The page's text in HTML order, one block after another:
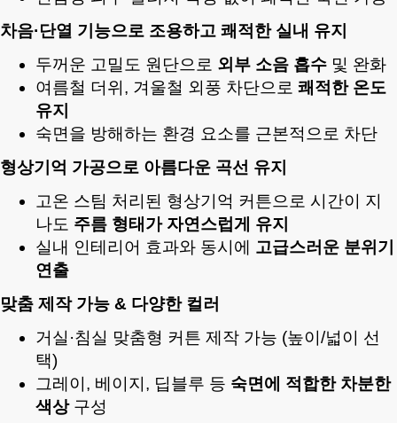
차음·단열 기능으로 조용하고 쾌적한 실내 유지
두꺼운 고밀도 원단으로 외부 소음 흡수 및 완화
여름철 더위, 겨울철 외풍 차단으로 쾌적한 온도
유지
숙면을 방해하는 환경 요소를 근본적으로 차단
형상기억 가공으로 아름다운 곡선 유지
고온 스팀 처리된 형상기억 커튼으로 시간이 지
나도 주름 형태가 자연스럽게 유지
실내 인테리어 효과와 동시에 고급스러운 분위기
연출
맞춤 제작 가능 & 다양한 컬러
거실·침실 맞춤형 커튼 제작 가능 (높이/넓이 선
택)
그레이, 베이지, 딥블루 등 숙면에 적합한 차분한
색상구성